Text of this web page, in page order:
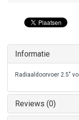
Informatie
Radiaaldoorvoer 2.5"
Reviews (0)